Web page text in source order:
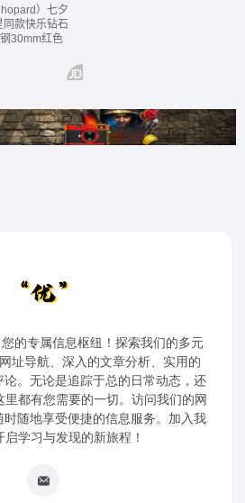
的专属信息枢纽！探索我们的多元
址导航、深入的文章分析、实用的
。无论是追踪于总的日常动态，还
都有您需要的一切。访问我们的网
随地享受便捷的信息服务。加入我
学习与发现的新旅程！